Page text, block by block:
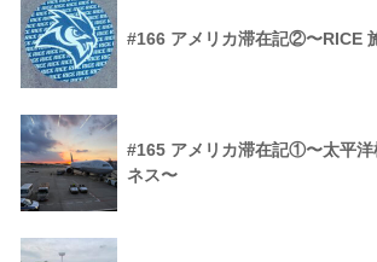
#166 アメリカ滞在記②〜RICE
#165 アメリカ滞在記①〜太平洋
ネス〜